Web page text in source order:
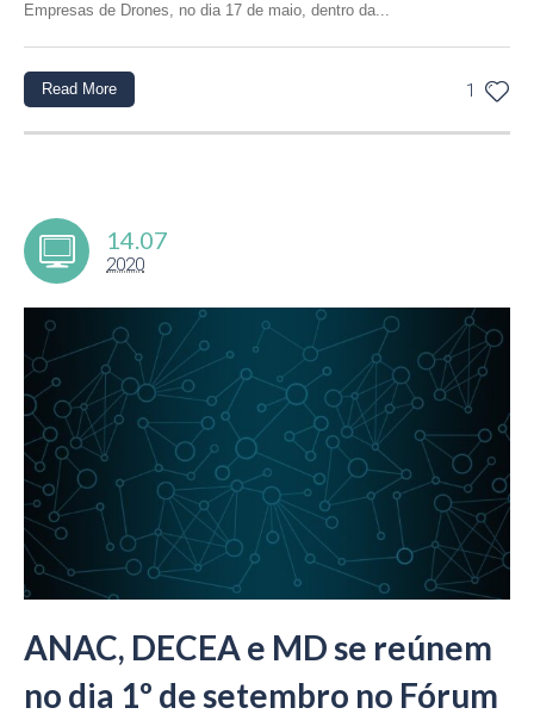
Empresas de Drones, no dia 17 de maio, dentro da...
1
Read More
14.07
2020
ANAC, DECEA e MD se reúnem
no dia 1º de setembro no Fórum